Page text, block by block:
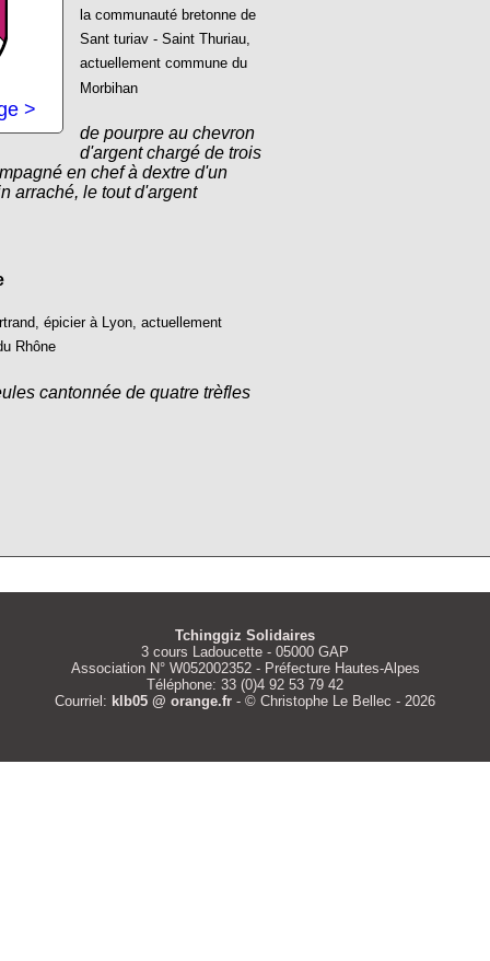
>
la communauté bretonne de
Sant turiav - Saint Thuriau,
actuellement commune du
Morbihan
de pourpre au chevron
d'argent chargé de trois
en chef à dextre d'un
arraché, le tout d'argent
épicier à Lyon, actuellement
Rhône
cantonnée de quatre trèfles
Tchinggiz Solidaires
3 cours Ladoucette - 05000 GAP
Association N° W052002352 - Préfecture Hautes-Alpes
Téléphone: 33 (0)4 92 53 79 42
Courriel: klb05 @ orange.fr - © Christophe Le Bellec - 2026